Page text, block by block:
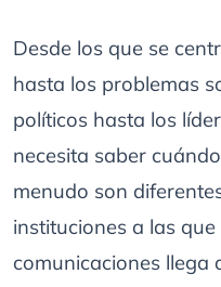
Desde los que se
hasta los problemas
políticos hasta los
necesita saber
menudo son
instituciones a las
comunicaciones llega